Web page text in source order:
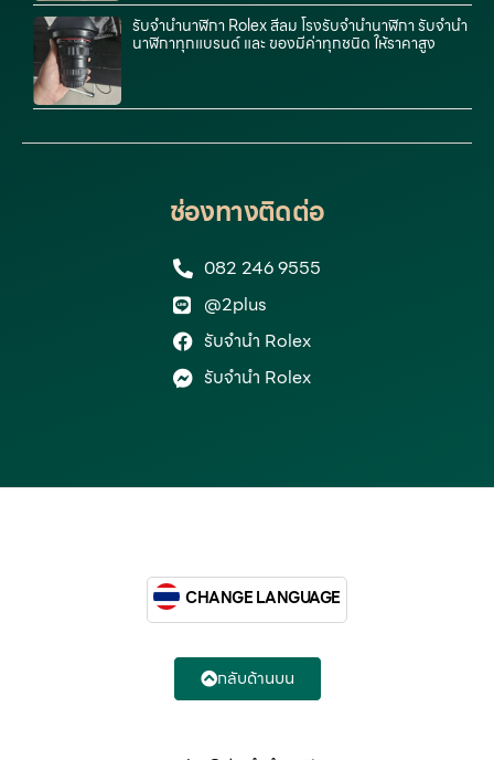
รับจำนำนาฬิกา Rolex สีลม โรงรับจำนำนาฬิกา รับจำนำ
นาฬิกาทุกแบรนด์ และ ของมีค่าทุกชนิด ให้ราคาสูง
ช่องทางติดต่อ
082 246 9555
@2plus
รับจำนำ Rolex
รับจำนำ Rolex
CHANGE LANGUAGE
กลับด้านบน